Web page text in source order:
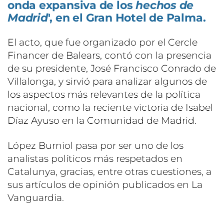
onda expansiva de loshechos de
Madrid', en el Gran Hotel de Palma.
El acto, que fue organizado por el Cercle
Financer de Balears, contó con la presencia
de su presidente, José Francisco Conrado de
Villalonga, y sirvió para analizar algunos de
los aspectos más relevantes de la política
nacional, como la reciente victoria de Isabel
Díaz Ayuso en la Comunidad de Madrid.
López Burniol pasa por ser uno de los
analistas políticos más respetados en
Catalunya, gracias, entre otras cuestiones, a
sus artículos de opinión publicados en La
Vanguardia.